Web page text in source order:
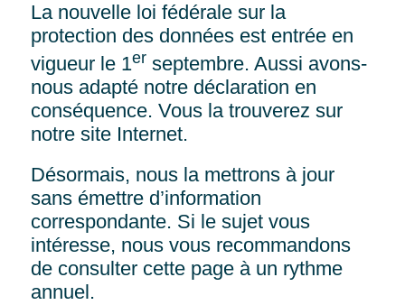
La nouvelle loi fédérale sur la
protection des données est entrée en
vigueur le 1er septembre. Aussi avons-
nous adapté notre déclaration en
conséquence. Vous la trouverez sur
notre site Internet.
Désormais, nous la mettrons à jour
sans émettre d’information
correspondante. Si le sujet vous
intéresse, nous vous recommandons
de consulter cette page à un rythme
annuel.